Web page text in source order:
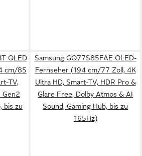
QLED
cm/85
TV,
Gen2
bis zu
Samsung GQ77S85FAE OLED-
Fernseher (194 cm/77 Zoll, 4K
Ultra HD, Smart-TV, HDR Pro &
Glare Free, Dolby Atmos & AI
Sound, Gaming Hub, bis zu
165Hz)